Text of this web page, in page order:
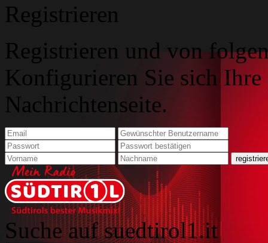
Registrieren
Registrieren und von
Konfigurieren Sie sich
Nachrichtenseite.
Suche auf suedtirol1.it